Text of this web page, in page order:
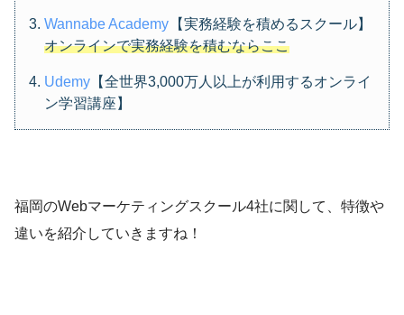
Wannabe Academy 【実務経験を積めるスクール】
オンラインで実務経験を積むならここ
Udemy 【全世界3,000万人以上が利用するオンライ
ン学習講座】
福岡のWebマーケティングスクール4社に関して、特徴や
違いを紹介していきますね！